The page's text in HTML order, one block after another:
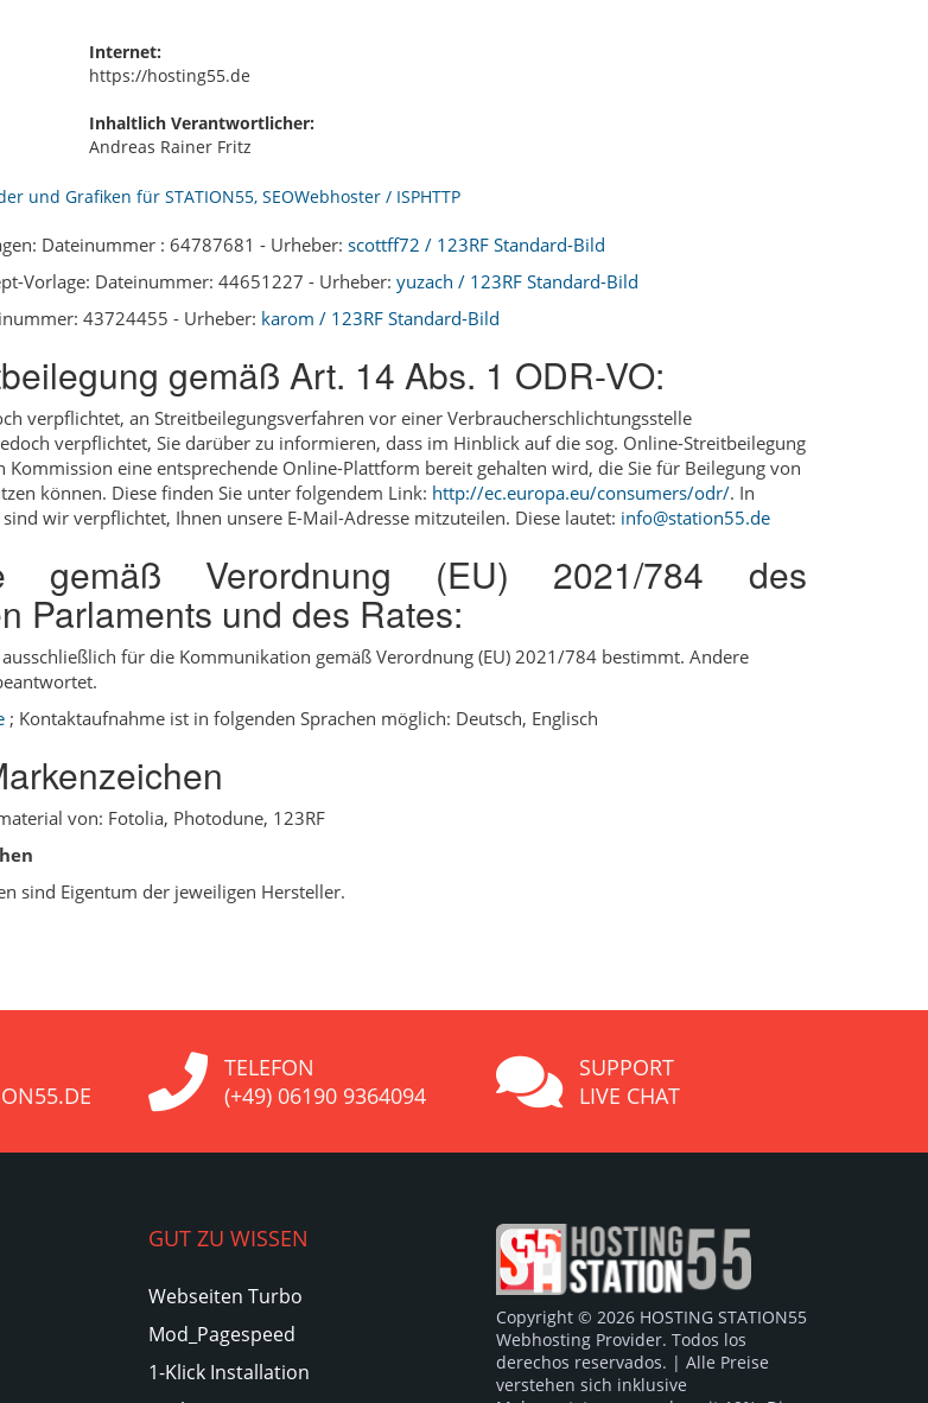
Internet:
https://hosting55.de
Inhaltlich Verantwortlicher:
Andreas Rainer Fritz
Dateinummer : 64787681 - Urheber: scottff72 / 123RF Standard-Bild
Vorlage: Dateinummer: 44651227 - Urheber: yuzach / 123RF Standard-Bild
43724455 - Urheber: karom / 123RF Standard-Bild
gemäß Art. 14 Abs. 1 ODR-VO:
verpflichtet, an Streitbeilegungsverfahren vor einer Verbraucherschlichtungsstelle
verpflichtet, Sie darüber zu informieren, dass im Hinblick auf die sog. Online-Streitbeilegung
Kommission eine entsprechende Online-Plattform bereit gehalten wird, die Sie für Beilegung von
können. Diese finden Sie unter folgendem Link: http://ec.europa.eu/consumers/odr/. In
wir verpflichtet, Ihnen unsere E-Mail-Adresse mitzuteilen. Diese lautet: info@station55.de
gemäß Verordnung (EU) 2021/784 des
Parlaments und des Rates:
ausschließlich für die Kommunikation gemäß Verordnung (EU) 2021/784 bestimmt. Andere
; Kontaktaufnahme ist in folgenden Sprachen möglich: Deutsch, Englisch
von: Fotolia, Photodune, 123RF
sind Eigentum der jeweiligen Hersteller.
TELEFON
(+49) 06190 9364094
SUPPORT
LIVE CHAT
GUT ZU WISSEN
Webseiten Turbo
Mod_Pagespeed
1-Klick Installation
Copyright © 2026 HOSTING STATION55
Webhosting Provider. Todos los
derechos reservados. | Alle Preise
verstehen sich inklusive